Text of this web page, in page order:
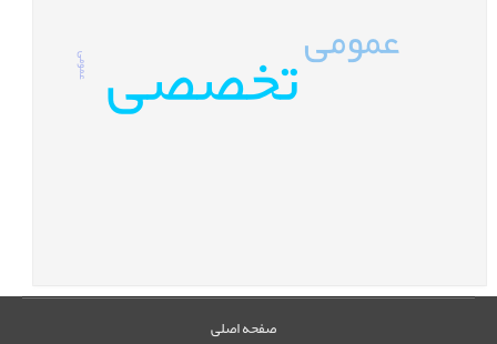
تخصصیعمومى عمومى
صفحه اصلی